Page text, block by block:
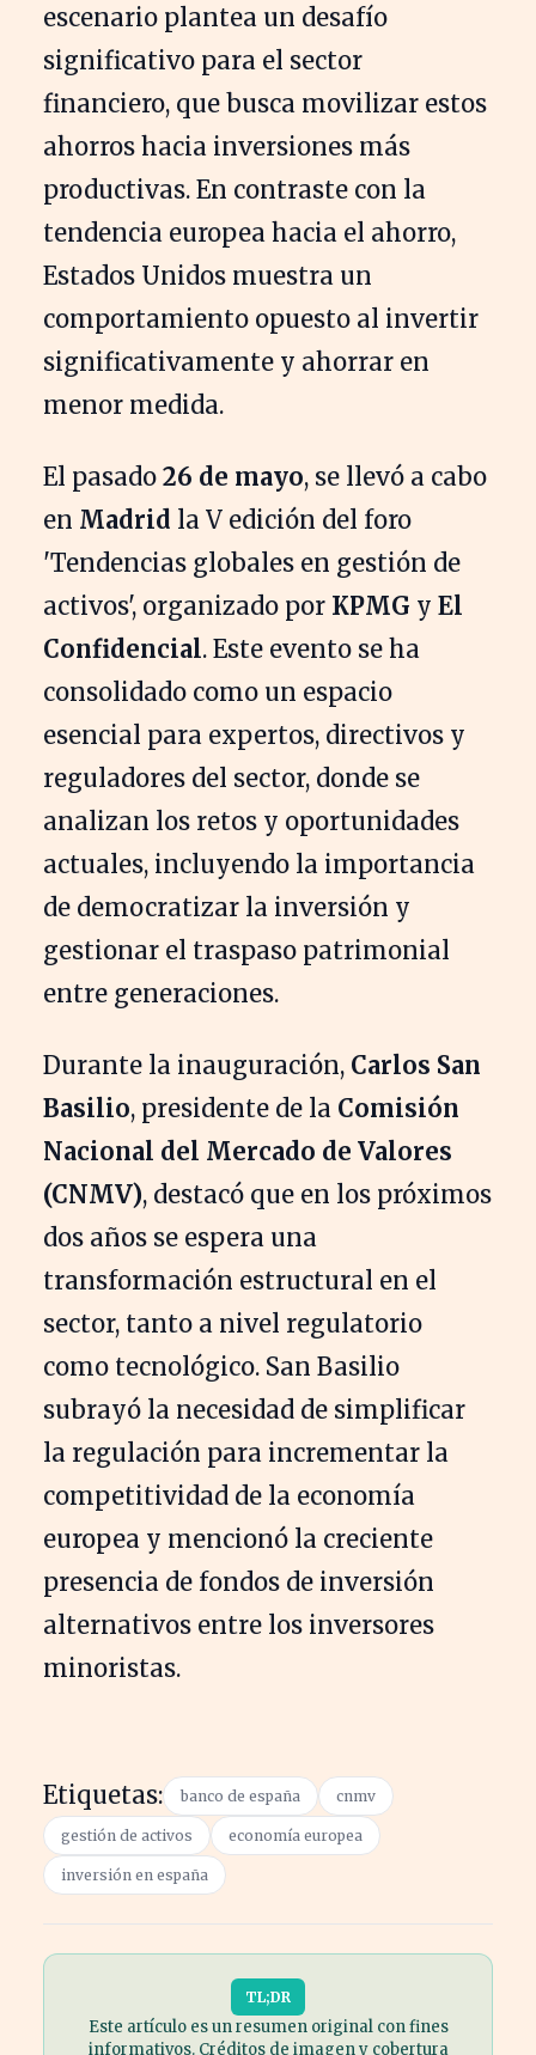
escenario plantea un desafío
significativo para el sector
financiero, que busca movilizar estos
ahorros hacia inversiones más
productivas. En contraste con la
tendencia europea hacia el ahorro,
Estados Unidos muestra un
comportamiento opuesto al invertir
significativamente y ahorrar en
menor medida.
El pasado 26 de mayo, se llevó a cabo
en Madrid la V edición del foro
'Tendencias globales en gestión de
activos', organizado por KPMG y El
Confidencial. Este evento se ha
consolidado como un espacio
esencial para expertos, directivos y
reguladores del sector, donde se
analizan los retos y oportunidades
actuales, incluyendo la importancia
de democratizar la inversión y
gestionar el traspaso patrimonial
entre generaciones.
Durante la inauguración, Carlos San
Basilio, presidente de la Comisión
Nacional del Mercado de Valores
(CNMV), destacó que en los próximos
dos años se espera una
transformación estructural en el
sector, tanto a nivel regulatorio
como tecnológico. San Basilio
subrayó la necesidad de simplificar
la regulación para incrementar la
competitividad de la economía
europea y mencionó la creciente
presencia de fondos de inversión
alternativos entre los inversores
minoristas.
Etiquetas: banco de españa cnmv
gestión de activos economía europea
inversión en españa
TL;DR
Este artículo es un resumen original con fines
informativos. Créditos de imagen y cobertura